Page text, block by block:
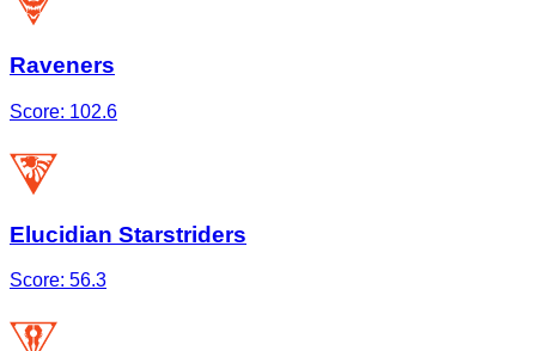
Raveners
Score: 102.6
Elucidian Starstriders
Score: 56.3